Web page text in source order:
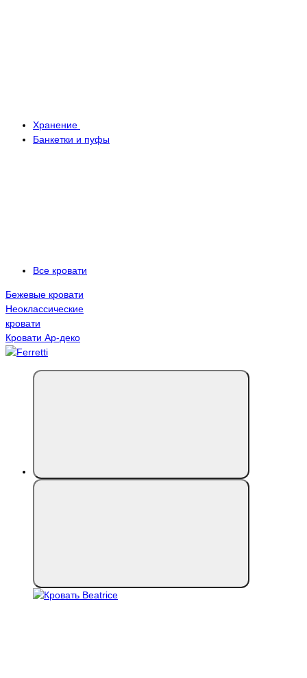
Хранение
Банкетки и пуфы
Все кровати
Бежевые кровати
Неоклассические
кровати
Кровати Ар-деко